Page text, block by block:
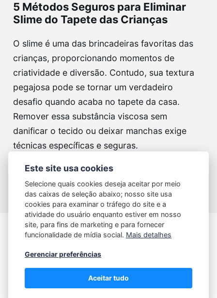
5 Métodos Seguros para Eliminar
Slime do Tapete das Crianças
O slime é uma das brincadeiras favoritas das
crianças, proporcionando momentos de
criatividade e diversão. Contudo, sua textura
pegajosa pode se tornar um verdadeiro
desafio quando acaba no tapete da casa.
Remover essa substância viscosa sem
danificar o tecido ou deixar manchas exige
técnicas específicas e seguras.
Continue reading...
Sobre Contato
© 2026 Blog Petit Ninos
Este site usa cookies
Selecione quais cookies deseja aceitar por meio
das caixas de seleção abaixo; nosso site usa
cookies para examinar o tráfego do site e a
atividade do usuário enquanto estiver em nosso
site, para fins de marketing e para fornecer
funcionalidade de mídia social. Mais detalhes
Gerenciar preferências
Aceitar tudo